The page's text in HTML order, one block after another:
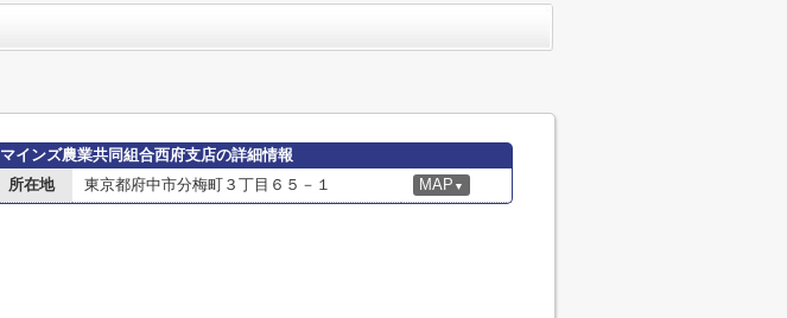
マインズ農業共同組合西府支店の詳細情報
所在地
東京都府中市分梅町３丁目６５－１ MAP ▼